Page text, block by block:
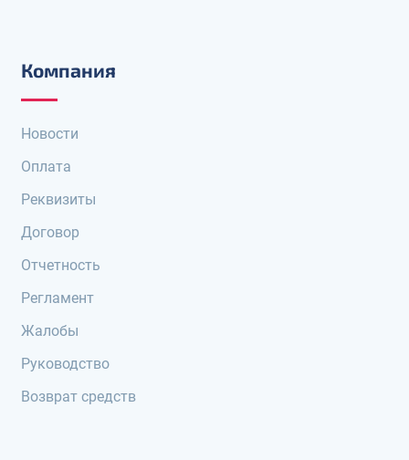
Компания
Новости
Оплата
Реквизиты
Договор
Отчетность
Регламент
Жалобы
Руководство
Возврат средств